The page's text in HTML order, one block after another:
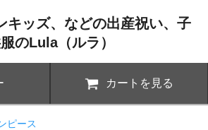
キッズ、などの出産祝い、子
のLula（ルラ）
カートを見る
ピース